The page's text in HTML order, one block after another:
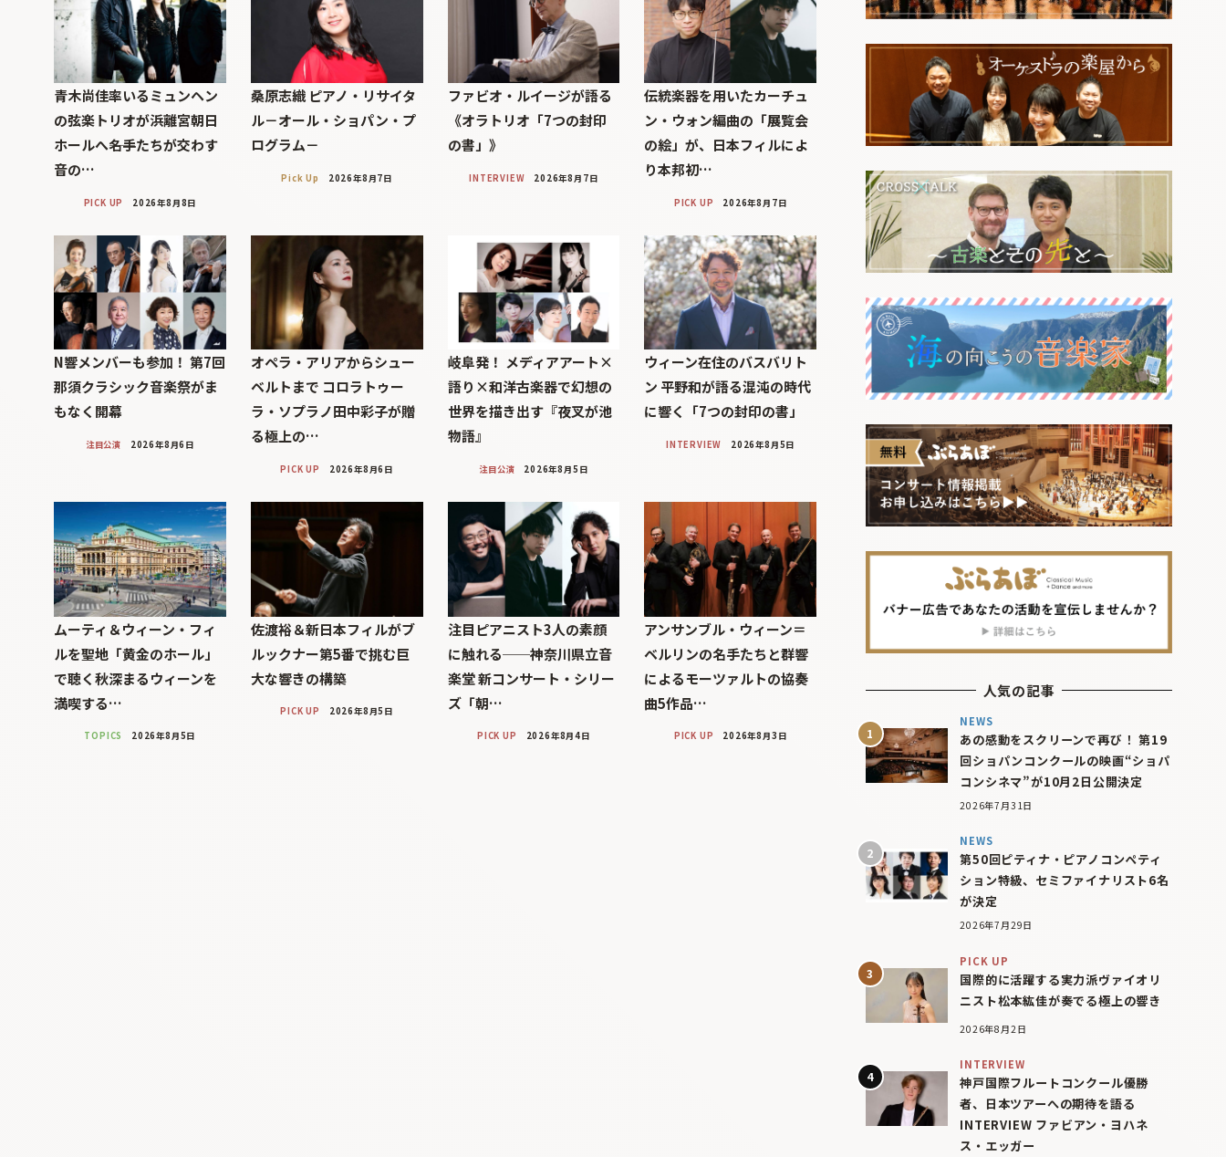
青木尚佳率いるミュンヘン
の弦楽トリオが浜離宮朝日
ホールへ――名手たちが交わす
音の…
PICK UP 2026年8月8日
桑原志織 ピアノ・リサイタ
ル－オール・ショパン・プ
ログラム－
Pick Up 2026年8月7日
ファビオ・ルイージが語る
《オラトリオ「7つの封印
の書」》
INTERVIEW 2026年8月7日
伝統楽器を用いたカーチュ
ン・ウォン編曲の「展覧会
の絵」が、日本フィルによ
り本邦初…
PICK UP 2026年8月7日
N響メンバーも参加！ 第7回
那須クラシック音楽祭がま
もなく開幕
注目公演 2026年8月6日
オペラ・アリアからシュー
ベルトまで コロラトゥー
ラ・ソプラノ田中彩子が贈
る極上の…
PICK UP 2026年8月6日
岐阜発！ メディアアート×
語り×和洋古楽器で幻想の
世界を描き出す『夜叉が池
物語』
注目公演 2026年8月5日
ウィーン在住のバスバリト
ン 平野和が語る混沌の時代
に響く「7つの封印の書」
INTERVIEW 2026年8月5日
ムーティ＆ウィーン・フィ
ルを聖地「黄金のホール」
で聴く秋深まるウィーンを
満喫する…
TOPICS 2026年8月5日
佐渡裕＆新日本フィルがブ
ルックナー第5番で挑む巨
大な響きの構築
PICK UP 2026年8月5日
注目ピアニスト3人の素顔
に触れる──神奈川県立音
楽堂 新コンサート・シリー
ズ「朝…
PICK UP 2026年8月4日
アンサンブル・ウィーン＝
ベルリンの名手たちと群響
によるモーツァルトの協奏
曲5作品…
PICK UP 2026年8月3日
人気の記事
NEWS
あの感動をスクリーンで再び！ 第19
回ショパンコンクールの映画“ショパ
コンシネマ”が10月2日公開決定
2026年7月31日
NEWS
第50回ピティナ・ピアノコンペティ
ション特級、セミファイナリスト6名
が決定
2026年7月29日
PICK UP
国際的に活躍する実力派ヴァイオリ
ニスト松本紘佳が奏でる極上の響き
2026年8月2日
INTERVIEW
神戸国際フルートコンクール優勝
者、日本ツアーへの期待を語る
INTERVIEW ファビアン・ヨハネ
ス・エッガー